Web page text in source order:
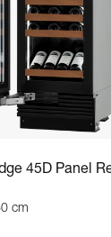
45D Panel
cm